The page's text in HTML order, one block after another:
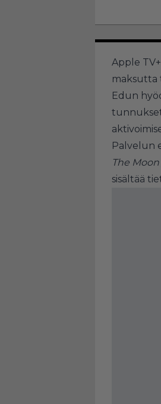
Apple
maksutta
Edun
Palvelun
The Moon
sisältää